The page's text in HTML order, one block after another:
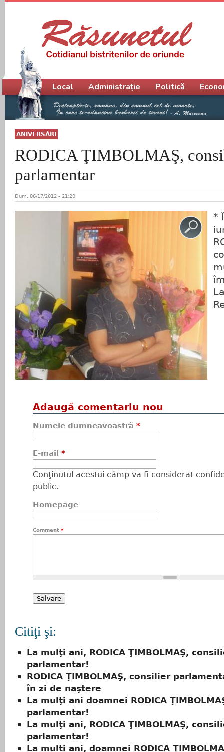
ANIVERSĂRI
RODICA ŢIMBOLMAŞ,
parlamentar
Dum, 06/17/2012 - 21:20
*
Adaugă comentariu nou
Numele dumneavoastră *
E-mail *
Conţinutul acestui câmp va fi considerat
public.
Homepage
Comment *
Citiţi şi:
La mulţi ani, RODICA ŢIMBOLMAŞ,
parlamentar!
RODICA ŢIMBOLMAŞ, consilier
în zi de naştere
La mulţi ani doamnei RODICA
parlamentar!
La mulţi ani, RODICA ŢIMBOLMAŞ,
parlamentar!
La mulți ani, doamnei RODICA
Meniu principal
Local Administrație Politică